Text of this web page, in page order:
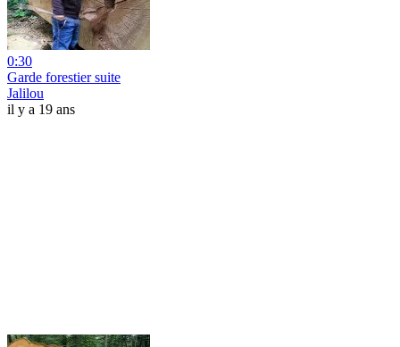
0:30
Garde forestier suite
Jalilou
il y a 19 ans